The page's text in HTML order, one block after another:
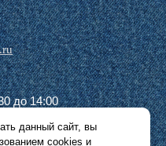
до 14:00
данный сайт, вы
cookies и